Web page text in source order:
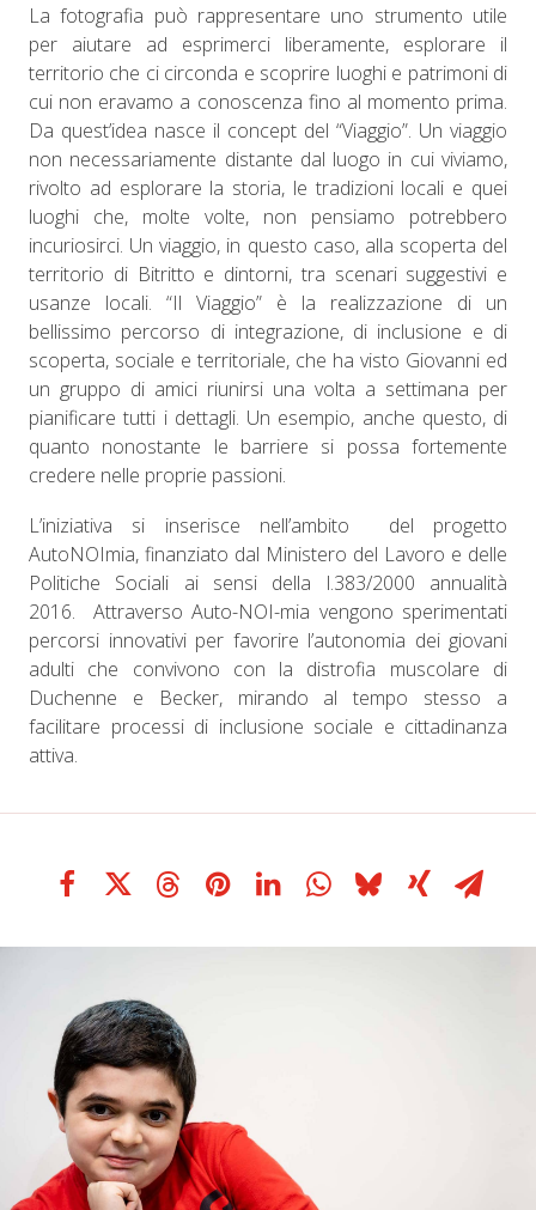
La fotografia può rappresentare uno strumento utile
per aiutare ad esprimerci liberamente, esplorare il
territorio che ci circonda e scoprire luoghi e patrimoni di
cui non eravamo a conoscenza fino al momento prima.
Da quest’idea nasce il concept del “Viaggio”. Un viaggio
non necessariamente distante dal luogo in cui viviamo,
rivolto ad esplorare la storia, le tradizioni locali e quei
luoghi che, molte volte, non pensiamo potrebbero
incuriosirci. Un viaggio, in questo caso, alla scoperta del
territorio di Bitritto e dintorni, tra scenari suggestivi e
usanze locali. “Il Viaggio” è la realizzazione di un
bellissimo percorso di integrazione, di inclusione e di
scoperta, sociale e territoriale, che ha visto Giovanni ed
un gruppo di amici riunirsi una volta a settimana per
pianificare tutti i dettagli. Un esempio, anche questo, di
quanto nonostante le barriere si possa fortemente
credere nelle proprie passioni.
L’iniziativa si inserisce nell’ambito del progetto
AutoNOImia, finanziato dal Ministero del Lavoro e delle
Politiche Sociali ai sensi della l.383/2000 annualità
2016. Attraverso Auto-NOI-mia vengono sperimentati
percorsi innovativi per favorire l’autonomia dei giovani
adulti che convivono con la distrofia muscolare di
Duchenne e Becker, mirando al tempo stesso a
facilitare processi di inclusione sociale e cittadinanza
attiva.